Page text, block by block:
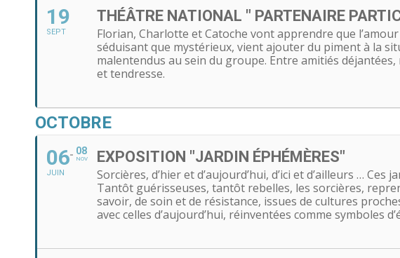
19
SEPT
THÉÂTRE NATIONAL " PARTENAIRE
Florian, Charlotte et Catoche vont apprendre que
séduisant que mystérieux, vient ajouter du piment à la
malentendus au sein du groupe. Entre amitiés
et tendresse.
OCTOBRE
06
JUIN
08
NOV EXPOSITION "JARDIN ÉPHÉMÈRES"
Sorcières, d’hier et d’aujourd’hui, d’ici et d’ailleurs …
Tantôt guérisseuses, tantôt rebelles, les sorcières,
savoir, de soin et de résistance, issues de cultures
avec celles d’aujourd’hui, réinventées comme symboles